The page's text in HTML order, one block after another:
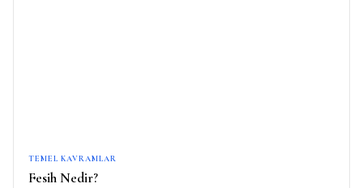
TEMEL KAVRAMLAR
Fesih Nedir?